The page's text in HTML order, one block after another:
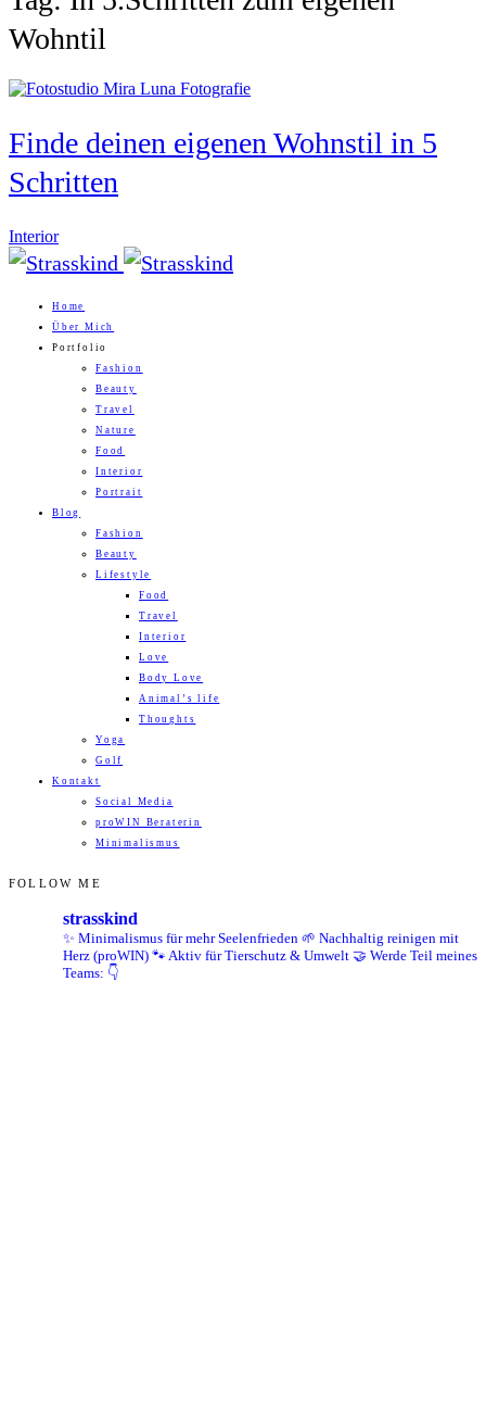
Wohntil
Finde deinen eigenen Wohnstil in 5
Schritten
Interior
Home
Über Mich
Portfolio
Fashion
Beauty
Travel
Nature
Food
Interior
Portrait
Blog
Fashion
Beauty
Lifestyle
Food
Travel
Interior
Love
Body Love
Animal’s life
Thoughts
Yoga
Golf
Kontakt
Social Media
proWIN Beraterin
Minimalismus
FOLLOW ME
strasskind
✨ Minimalismus für mehr Seelenfrieden 🌱 Nachhaltig reinigen mit
Herz (proWIN) 🐾 Aktiv für Tierschutz & Umwelt 🤝 Werde Teil meines
Teams: 👇